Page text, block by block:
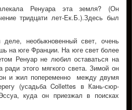
Ренуара эта земля? (Он
тридцати лет-Ек.Б.).Здесь был
необыкновенный свет, очень
на юге Франции. На юге свет более
Ренуар не любил оставаться на
этого мягкого света. Зимой он
и жил попеременно между двумя
(усадьба Collettes в Кань-сюр-
куда он приезжал в поисках